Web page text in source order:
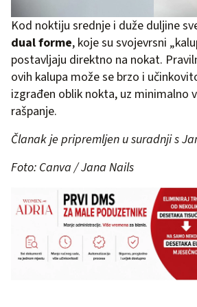
Kod noktiju srednje i duže duljine
dual forme, koje su svojevrsni
postavljaju direktno na nokat.
ovih kalupa može se brzo i
izgrađen oblik nokta, uz minimalno
rašpanje.
Članak je pripremljen u suradnji s
Foto: Canva / Jana Nails